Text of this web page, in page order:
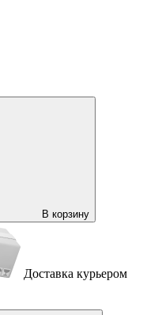
В корзину
Доставка курьером